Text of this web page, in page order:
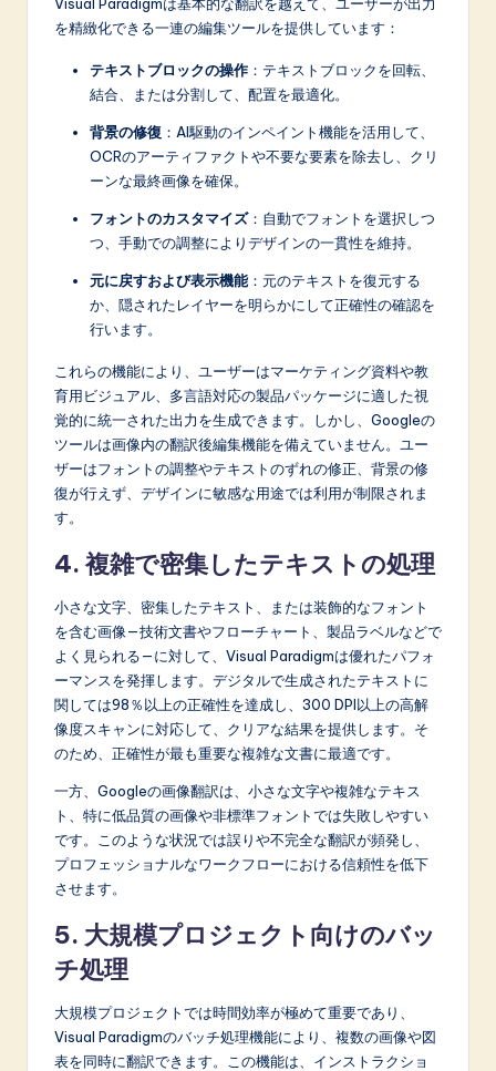
を精緻化できる一連の編集ツールを提供しています：
テキストブロックの操作 ：テキストブロックを回転、
結合、または分割して、配置を最適化。
背景の修復 ：AI駆動のインペイント機能を活用して、
OCRのアーティファクトや不要な要素を除去し、クリ
ーンな最終画像を確保。
フォントのカスタマイズ：自動でフォントを選択しつ
つ、手動での調整によりデザインの一貫性を維持。
元に戻すおよび表示機能 ：元のテキストを復元する
か、隠されたレイヤーを明らかにして正確性の確認を
行います。
これらの機能により、ユーザーはマーケティング資料や教
育用ビジュアル、多言語対応の製品パッケージに適した視
覚的に統一された出力を生成できます。しかし、Googleの
ツールは画像内の翻訳後編集機能を備えていません。ユー
ザーはフォントの調整やテキストのずれの修正、背景の修
復が行えず、デザインに敏感な用途では利用が制限されま
す。
4. 複雑で密集したテキストの処理
小さな文字、密集したテキスト、または装飾的なフォント
を含む画像—技術文書やフローチャート、製品ラベルなどで
よく見られる—に対して、Visual Paradigmは優れたパフォ
ーマンスを発揮します。デジタルで生成されたテキストに
関しては98％以上の正確性を達成し、300 DPI以上の高解
像度スキャンに対応して、クリアな結果を提供します。そ
のため、正確性が最も重要な複雑な文書に最適です。
一方、Googleの画像翻訳は、小さな文字や複雑なテキス
ト、特に低品質の画像や非標準フォントでは失敗しやすい
です。このような状況では誤りや不完全な翻訳が頻発し、
プロフェッショナルなワークフローにおける信頼性を低下
させます。
5. 大規模プロジェクト向けのバッ
チ処理
大規模プロジェクトでは時間効率が極めて重要であり、
Visual Paradigmのバッチ処理機能により、複数の画像や図
表を同時に翻訳できます。この機能は、インストラクショ